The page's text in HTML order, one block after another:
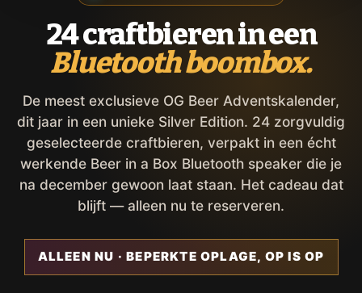
24 craftbieren in een
Bluetooth boombox.
De meest exclusieve OG Beer Adventskalender,
dit jaar in een unieke Silver Edition. 24 zorgvuldig
geselecteerde craftbieren, verpakt in een écht
werkende Beer in a Box Bluetooth speaker die je
na december gewoon laat staan. Het cadeau dat
blijft — alleen nu te reserveren.
ALLEEN NU · BEPERKTE OPLAGE, OP IS OP